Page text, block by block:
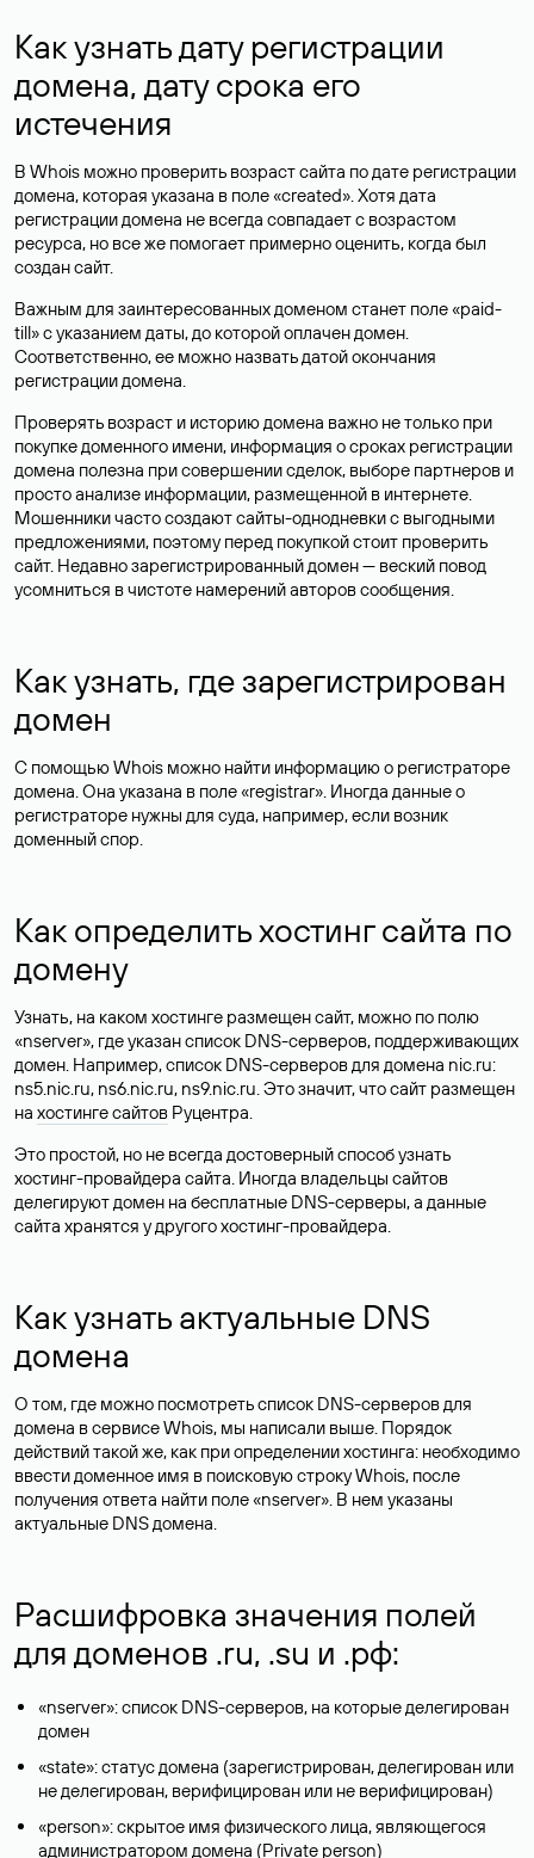
Как узнать дату регистрации
домена, дату срока его
истечения
В Whois можно проверить возраст сайта по дате регистрации
домена, которая указана в поле «created». Хотя дата
регистрации домена не всегда совпадает с возрастом
ресурса, но все же помогает примерно оценить, когда был
создан сайт.
Важным для заинтересованных доменом станет поле «paid-
till» с указанием даты, до которой оплачен домен.
Соответственно, ее можно назвать датой окончания
регистрации домена.
Проверять возраст и историю домена важно не только при
покупке доменного имени, информация о сроках регистрации
домена полезна при совершении сделок, выборе партнеров и
просто анализе информации, размещенной в интернете.
Мошенники часто создают сайты-однодневки с выгодными
предложениями, поэтому перед покупкой стоит проверить
сайт. Недавно зарегистрированный домен — веский повод
усомниться в чистоте намерений авторов сообщения.
Как узнать, где зарегистрирован
домен
С помощью Whois можно найти информацию о регистраторе
домена. Она указана в поле «registrar». Иногда данные о
регистраторе нужны для суда, например, если возник
доменный спор.
Как определить хостинг сайта по
домену
Узнать, на каком хостинге размещен сайт, можно по полю
«nserver», где указан список DNS-серверов, поддерживающих
домен. Например, список DNS-серверов для домена nic.ru:
ns5.nic.ru, ns6.nic.ru, ns9.nic.ru. Это значит, что сайт размещен
на хостинге сайтов Руцентра.
Это простой, но не всегда достоверный способ узнать
хостинг-провайдера сайта. Иногда владельцы сайтов
делегируют домен на бесплатные DNS-серверы, а данные
сайта хранятся у другого хостинг-провайдера.
Как узнать актуальные DNS
домена
О том, где можно посмотреть список DNS-серверов для
домена в сервисе Whois, мы написали выше. Порядок
действий такой же, как при определении хостинга: необходимо
ввести доменное имя в поисковую строку Whois, после
получения ответа найти поле «nserver». В нем указаны
актуальные DNS домена.
Расшифровка значения полей
для доменов .ru, .su и .рф:
«nserver»: список DNS-серверов, на которые делегирован
домен
«state»: статус домена (зарегистрирован, делегирован или
не делегирован, верифицирован или не верифицирован)
«person»: скрытое имя физического лица, являющегося
администратором домена (Privatе person)